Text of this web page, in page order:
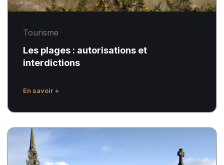
Tourisme
Les plages : autorisations et
interdictions
En savoir +
Les
monuments
plougoulmois